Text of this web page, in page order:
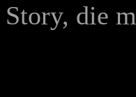
Story, die